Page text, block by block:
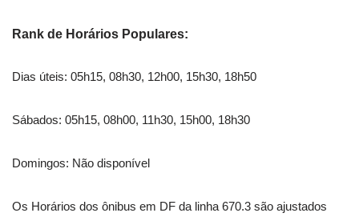
Rank de Horários Populares:
Dias úteis: 05h15, 08h30, 12h00, 15h30, 18h50
Sábados: 05h15, 08h00, 11h30, 15h00, 18h30
Domingos: Não disponível
Os Horários dos ônibus em DF da linha 670.3 são ajustados